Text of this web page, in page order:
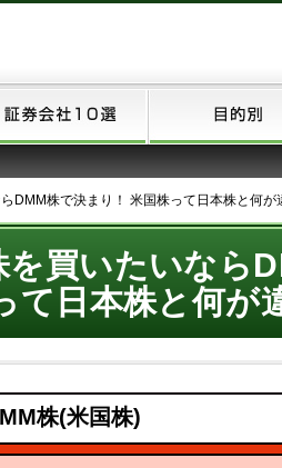
DMM株で決まり！ 米国株って日本株と何が
を買いたいなら
て日本株と何
株(米国株)